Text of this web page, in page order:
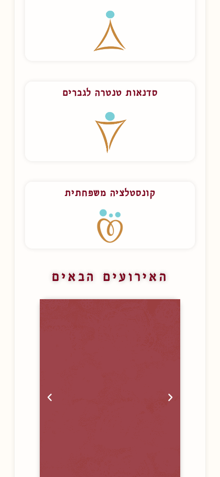
סדנאות טנטרה לגברים
קונסטלציה משפחתית
האירועים הבאים